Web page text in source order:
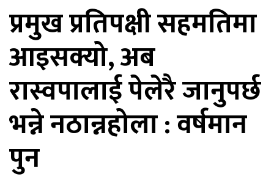
प्रमुख प्रतिपक्षी सहमतिमा
आइसक्यो, अब
रास्वपालाई पेलेरै जानुपर्छ
भन्ने नठान्नहोला : वर्षमान
पुन